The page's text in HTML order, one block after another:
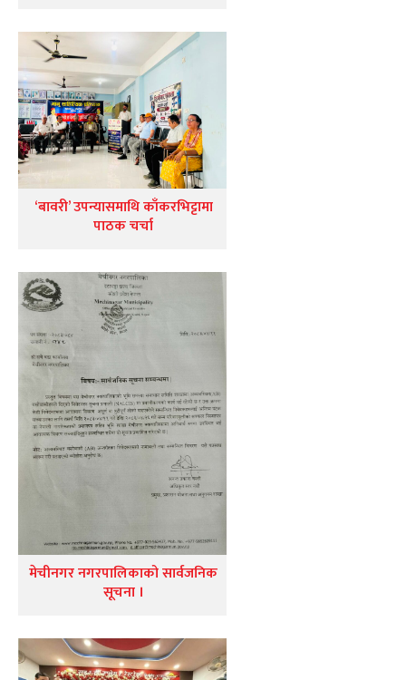
‘बावरी’ उपन्यासमाथि काँकरभिट्टामा
पाठक चर्चा
मेचीनगर नगरपालिकाको सार्वजनिक
सूचना ।